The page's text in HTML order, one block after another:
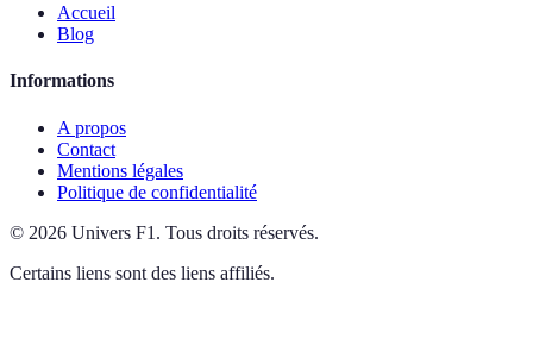
Accueil
Blog
Informations
A propos
Contact
Mentions légales
Politique de confidentialité
© 2026 Univers F1 . Tous droits réservés.
Certains liens sont des liens affiliés.